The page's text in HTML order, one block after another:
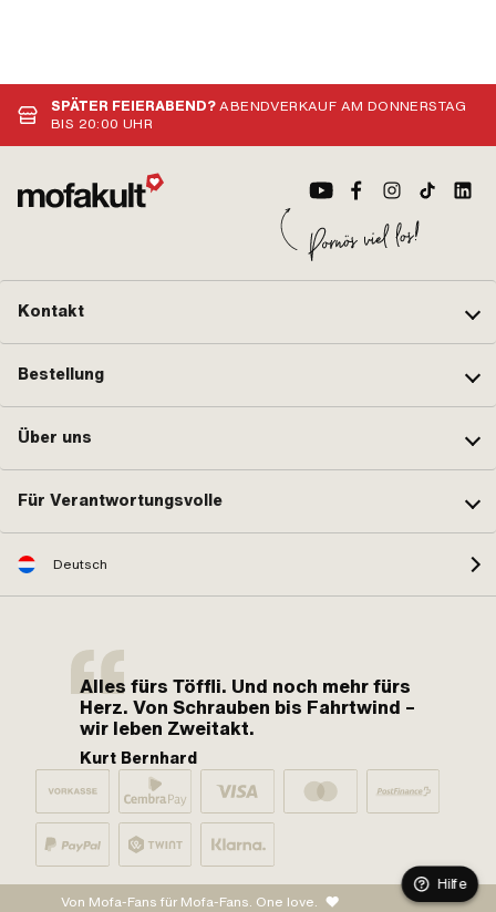
SPÄTER FEIERABEND?ABENDVERKAUF AM DONNERSTAG
BIS 20:00 UHR
Kontakt
Bestellung
Über uns
Für Verantwortungsvolle
Deutsch
Alles fürs Töffli. Und noch mehr fürs
Herz. Von Schrauben bis Fahrtwind –
wir leben Zweitakt.
Kurt Bernhard
Von Mofa-Fans für Mofa-Fans. One love.
Hilfe